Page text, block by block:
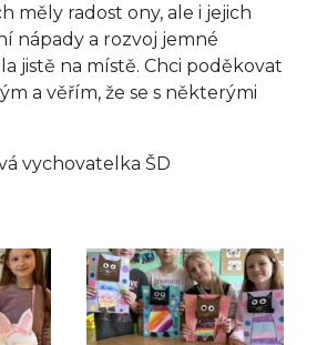
měly radost ony, ale i jejich
nápady a rozvoj jemné
jistě na místě. Chci poděkovat
a věřím, že se s některými
vychovatelka ŠD